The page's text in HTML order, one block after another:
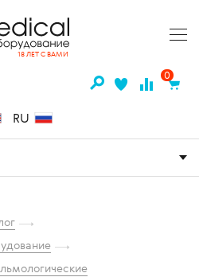
18 ЛЕТ С ВАМИ
0
RU